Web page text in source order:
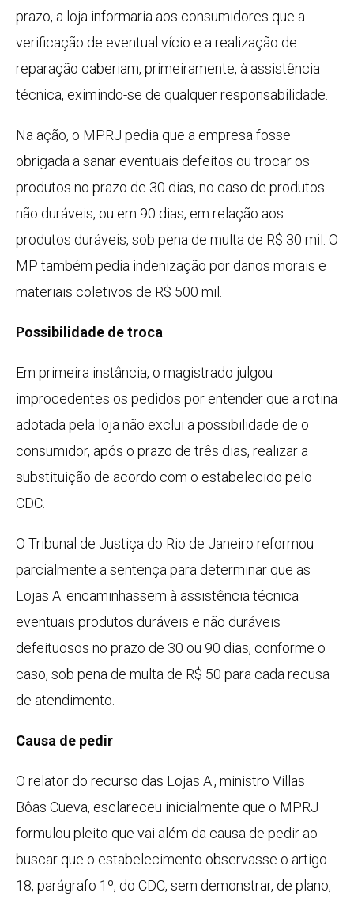
prazo, a loja informaria aos consumidores que a
verificação de eventual vício e a realização de
reparação caberiam, primeiramente, à assistência
técnica, eximindo-se de qualquer responsabilidade.
Na ação, o MPRJ pedia que a empresa fosse
obrigada a sanar eventuais defeitos ou trocar os
produtos no prazo de 30 dias, no caso de produtos
não duráveis, ou em 90 dias, em relação aos
produtos duráveis, sob pena de multa de R$ 30 mil. O
MP também pedia indenização por danos morais e
materiais coletivos de R$ 500 mil.
Possibilidade de troca
Em primeira instância, o magistrado julgou
improcedentes os pedidos por entender que a rotina
adotada pela loja não exclui a possibilidade de o
consumidor, após o prazo de três dias, realizar a
substituição de acordo com o estabelecido pelo
CDC.
O Tribunal de Justiça do Rio de Janeiro reformou
parcialmente a sentença para determinar que as
Lojas A. encaminhassem à assistência técnica
eventuais produtos duráveis e não duráveis
defeituosos no prazo de 30 ou 90 dias, conforme o
caso, sob pena de multa de R$ 50 para cada recusa
de atendimento.
Causa de pedir
O relator do recurso das Lojas A., ministro Villas
Bôas Cueva, esclareceu inicialmente que o MPRJ
formulou pleito que vai além da causa de pedir ao
buscar que o estabelecimento observasse o artigo
18, parágrafo 1º, do CDC, sem demonstrar, de plano,